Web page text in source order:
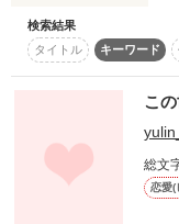
ジャンル
ステータス
ガールズラブです。
検索結果
タイトル
キーワード
こ
総文
恋愛(